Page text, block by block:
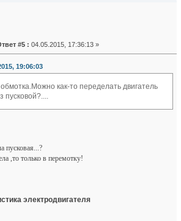
#5 : 04.05.2015, 17:36:13 »
19:06:03
как-то переделать двигатель
пусковой?....
пусковая...?
,то только в перемотку!
электродвигателя